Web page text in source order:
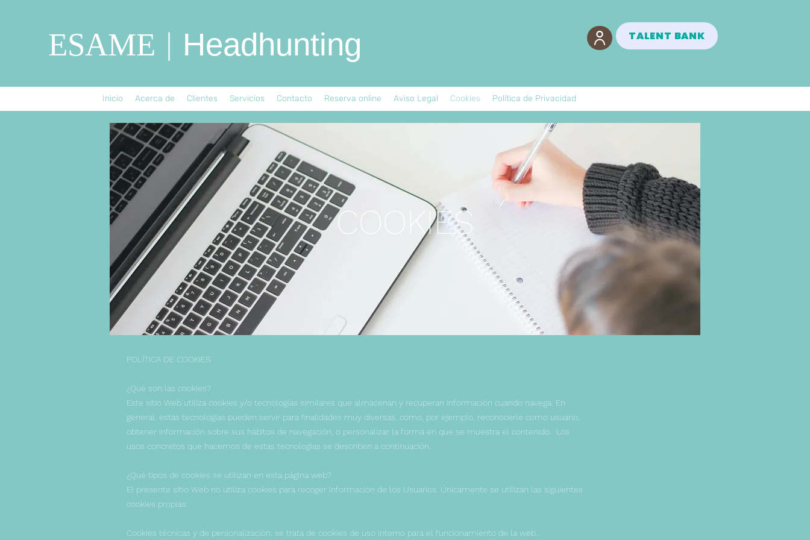
ESAME | Headhunting TALENT BANK
Inicio Acerca de Clientes Servicios Contacto Reserva online Aviso Legal Cookies Política de Privacidad
COOKIES
POLÍTICA DE COOKIES
¿Qué son las cookies?
Este sitio Web utiliza cookies y/o tecnologías similares que almacenan y recuperan información cuando navega. En
general, estas tecnologías pueden servir para finalidades muy diversas, como, por ejemplo, reconocerle como usuario,
obtener información sobre sus hábitos de navegación, o personalizar la forma en que se muestra el contenido. Los
usos concretos que hacemos de estas tecnologías se describen a continuación.
¿Qué tipos de cookies se utilizan en esta página web?
El presente sitio Web no utiliza cookies para recoger información de los Usuarios. Únicamente se utilizan las siguientes
cookies propias:
Cookies técnicas y de personalización: se trata de cookies de uso interno para el funcionamiento de la web.